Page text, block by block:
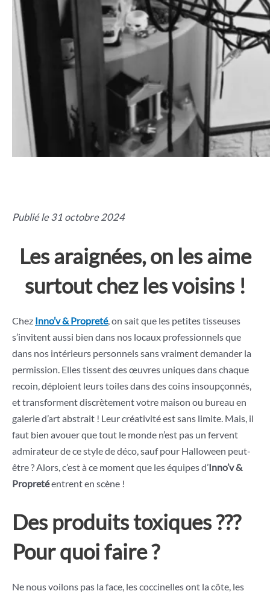
Publié le 31 octobre 2024
Les araignées, on les aime
surtout chez les voisins !
Chez Inno’v & Propreté, on sait que les petites tisseuses
s’invitent aussi bien dans nos locaux professionnels que
dans nos intérieurs personnels sans vraiment demander la
permission. Elles tissent des œuvres uniques dans chaque
recoin, déploient leurs toiles dans des coins insoupçonnés,
et transforment discrètement votre maison ou bureau en
galerie d’art abstrait ! Leur créativité est sans limite. Mais, il
faut bien avouer que tout le monde n’est pas un fervent
admirateur de ce style de déco, sauf pour Halloween peut-
être ? Alors, c’est à ce moment que les équipes d’Inno’v &
Propretéentrent en scène !
Des produits toxiques ???
Pour quoi faire ?
Ne nous voilons pas la face, les coccinelles ont la côte, les